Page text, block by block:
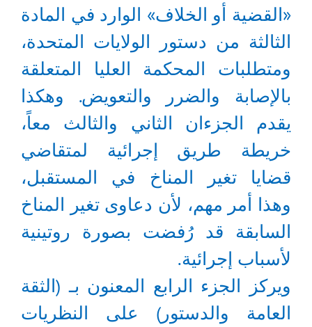
«القضية أو الخلاف» الوارد في المادة
الثالثة من دستور الولايات المتحدة،
ومتطلبات المحكمة العليا المتعلقة
بالإصابة والضرر والتعويض. وهكذا
يقدم الجزءان الثاني والثالث معاً،
خريطة طريق إجرائية لمتقاضي
قضايا تغير المناخ في المستقبل،
وهذا أمر مهم، لأن دعاوى تغير المناخ
السابقة قد رُفضت بصورة روتينية
لأسباب إجرائية.
ويركز الجزء الرابع المعنون بـ (الثقة
العامة والدستور) على النظريات